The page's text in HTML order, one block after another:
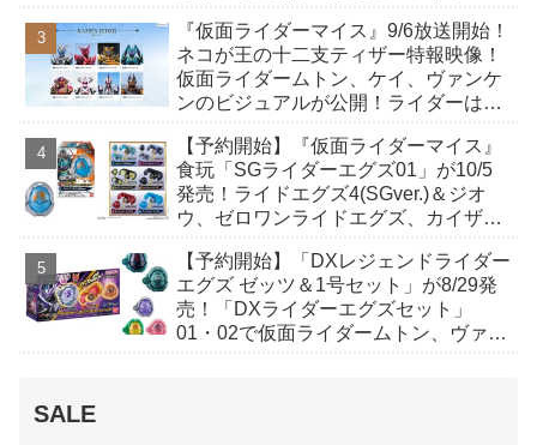
んも変身！
『仮面ライダーマイス』9/6放送開始！
ネコが王の十二支ティザー特報映像！
仮面ライダームトン、ケイ、ヴァンケ
ンのビジュアルが公開！ライダーは子
【予約開始】『仮面ライダーマイス』
食玩「SGライダーエグズ01」が10/5
発売！ライドエグズ4(SGver.)＆ジオ
ウ、ゼロワンライドエグズ、カイザ、
【予約開始】「DXレジェンドライダー
エグズ ゼッツ＆1号セット」が8/29発
売！「DXライダーエグズセット」
01・02で仮面ライダームトン、ヴァン
SALE